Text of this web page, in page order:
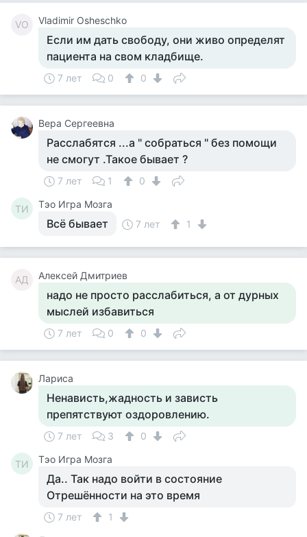
VO Vladimir Osheschko
Если им дать свободу, они живо определят
пациента на свом кладбище.
7 лет 0 0
Вера Сергеевна
Расслабятся ...а " собраться " без помощи
не смогут .Такое бывает ?
7 лет 1 0
ТИ Тэо Игра Мозга
Всё бывает 7 лет 1
АД Алексей Дмитриев
надо не просто расслабиться, а от дурных
мыслей избавиться
7 лет 0 0
Лариса
Ненависть,жадность и зависть
препятствуют оздоровлению.
7 лет 3 0
ТИ Тэо Игра Мозга
Да.. Так надо войти в состояние
Отрешённости на это время
7 лет
1